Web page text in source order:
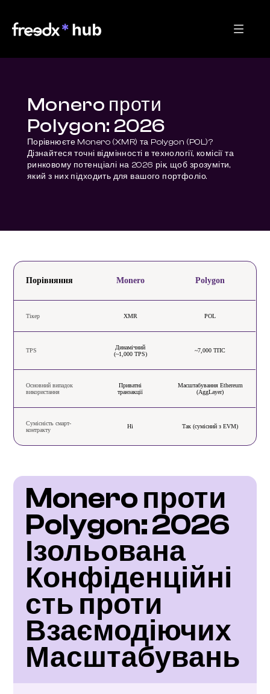
Monero проти
Polygon: 2026
Порівнюєте Monero (XMR) та Polygon (POL)?
Дізнайтеся точні відмінності в технології, комісії та
ринковому потенціалі на 2026 рік, щоб зрозуміти,
який з них підходить для вашого портфоліо.
Порівняння Monero Polygon
Тікер XMR POL
TPS
Динамічний
(~1,000 TPS)
~7,000 ТПС
Основний випадок
використання
Приватні
транзакції
Масштабування Ethereum
(AggLayer)
Сумісність смарт-
контракту
Ні Так (сумісний з EVM)
Monero проти
Polygon: 2026
Ізольована
Конфіденційні
сть проти
Взаємодіючих
Масштабувань